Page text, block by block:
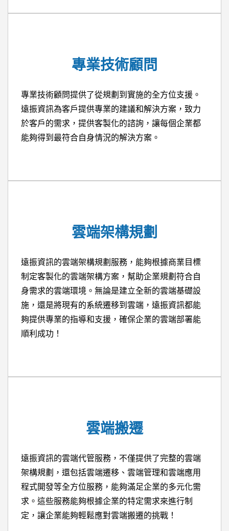
專業技術顧問
專業技術顧問提供了從規劃到實施的全方位支援。
遠振資訊為客戶提供專業的建議和解決方案，致力
於客戶的需求，提供客製化的諮詢，讓每個企業都
能夠得到最符合自身情況的解決方案。
雲端架構規劃
遠振資訊的雲端架構規劃服務，能夠根據商業目標
制定客製化的雲端架構方案，幫助企業規劃符合自
身需求的雲端環境。無論是建立全新的雲端基礎設
施，還是將現有的系統遷移到雲端，遠振資訊都能
夠提供專業的指導和支援，確保企業的雲端部署能
順利成功！
雲端搬遷
遠振資訊的雲端代管服務，不僅提供了完整的雲端
架構規劃，還包括雲端遷移、雲端管理和雲端應用
程式開發等全方位服務，能夠滿足企業的多元化需
求。這些服務能夠根據企業的特定需求來進行制
定，讓企業能夠輕鬆應對雲端搬遷的挑戰！